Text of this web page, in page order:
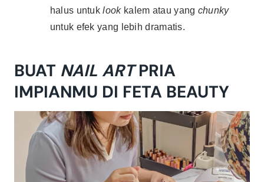
halus untuklookkalem atau yang chunky
untuk efek yang lebih dramatis.
BUAT NAIL ARTPRIA
IMPIANMU DI FETA BEAUTY